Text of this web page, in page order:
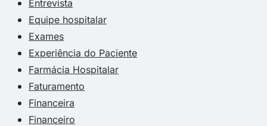
Entrevista
Equipe hospitalar
Exames
Experiência do Paciente
Farmácia Hospitalar
Faturamento
Financeira
Financeiro